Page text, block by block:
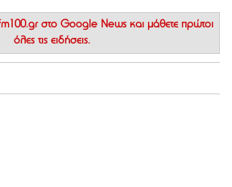
στο Google News και μάθετε πρώτοι
όλες τις ειδήσεις.